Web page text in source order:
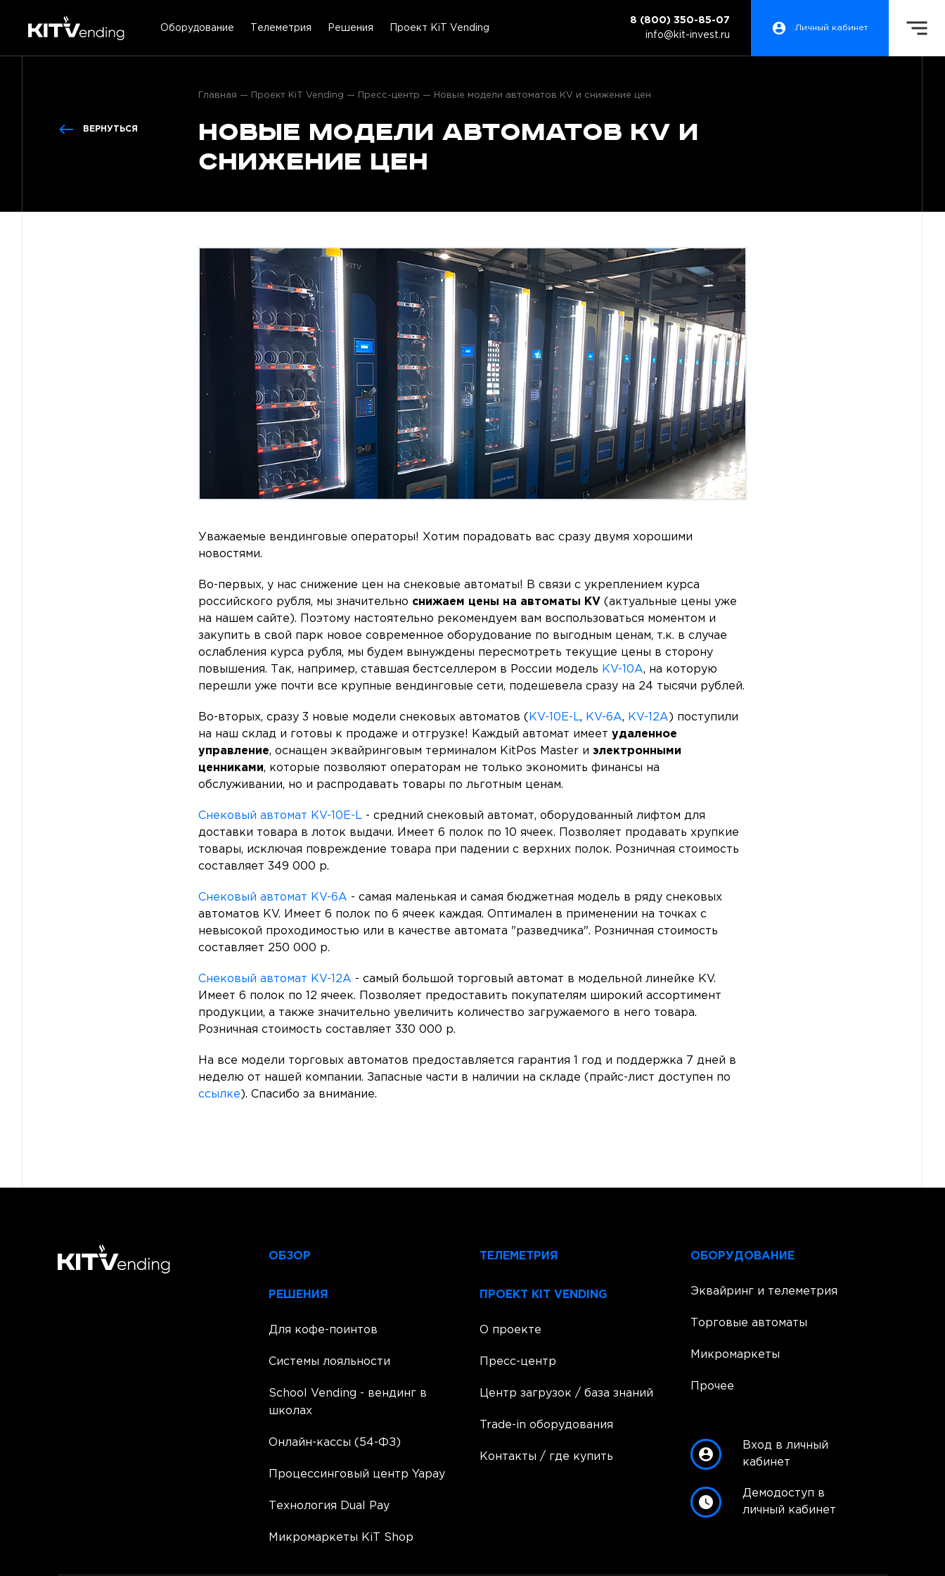
Оборудование Телеметрия Решения Проект KiT Vending
8 (800) 350-85-07
info@kit-invest.ru
Личный кабинет
ВЕРНУТЬСЯ
Главная Проект KiT Vending Пресс-центр Новые модели автоматов KV и снижение цен
Новые модели автоматов KV и
снижение цен
Уважаемые вендинговые операторы! Хотим порадовать вас сразу двумя хорошими
новостями.
Во-первых, у нас снижение цен на снековые автоматы! В связи с укреплением курса
российского рубля, мы значительно снижаем цены на автоматы KV (актуальные цены уже
на нашем сайте). Поэтому настоятельно рекомендуем вам воспользоваться моментом и
закупить в свой парк новое современное оборудование по выгодным ценам, т.к. в случае
ослабления курса рубля, мы будем вынуждены пересмотреть текущие цены в сторону
повышения. Так, например, ставшая бестселлером в России модель KV-10A, на которую
перешли уже почти все крупные вендинговые сети, подешевела сразу на 24 тысячи рублей.
Во-вторых, сразу 3 новые модели снековых автоматов ( KV-10E-L, KV-6A, KV-12A) поступили
на наш склад и готовы к продаже и отгрузке! Каждый автомат имеет удаленное
управление, оснащен эквайринговым терминалом KitPos Master и электронными
ценниками, которые позволяют операторам не только экономить финансы на
обслуживании, но и распродавать товары по льготным ценам.
Снековый автомат KV-10E-L - средний снековый автомат, оборудованный лифтом для
доставки товара в лоток выдачи. Имеет 6 полок по 10 ячеек. Позволяет продавать хрупкие
товары, исключая повреждение товара при падении с верхних полок. Розничная стоимость
составляет 349 000 р.
Снековый автомат KV-6A - самая маленькая и самая бюджетная модель в ряду снековых
автоматов KV. Имеет 6 полок по 6 ячеек каждая. Оптимален в применении на точках с
невысокой проходимостью или в качестве автомата "разведчика". Розничная стоимость
составляет 250 000 р.
Снековый автомат KV-12A - самый большой торговый автомат в модельной линейке KV.
Имеет 6 полок по 12 ячеек. Позволяет предоставить покупателям широкий ассортимент
продукции, а также значительно увеличить количество загружаемого в него товара.
Розничная стоимость составляет 330 000 р.
На все модели торговых автоматов предоставляется гарантия 1 год и поддержка 7 дней в
неделю от нашей компании. Запасные части в наличии на складе (прайс-лист доступен по
ссылке). Спасибо за внимание.
ОБЗОР
РЕШЕНИЯ
Для кофе-поинтов
Системы лояльности
School Vending - вендинг в
школах
Онлайн-кассы (54-ФЗ)
Процессинговый центр Yapay
Технология Dual Pay
Микромаркеты KiT Shop
ТЕЛЕМЕТРИЯ
ПРОЕКТ KIT VENDING
О проекте
Пресс-центр
Центр загрузок / база знаний
Trade-in оборудования
Контакты / где купить
ОБОРУДОВАНИЕ
Эквайринг и телеметрия
Торговые автоматы
Микромаркеты
Прочее
Вход в личный
кабинет
Демодоступ в
личный кабинет